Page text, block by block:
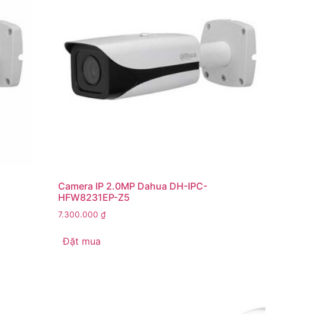
Camera IP 2.0MP Dahua DH-IPC-
HFW8231EP-Z5
7.300.000 ₫
Đặt mua